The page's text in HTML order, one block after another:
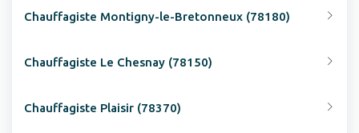
Chauffagiste Montigny-le-Bretonneux (78180)
Chauffagiste Le Chesnay (78150)
Chauffagiste Plaisir (78370)